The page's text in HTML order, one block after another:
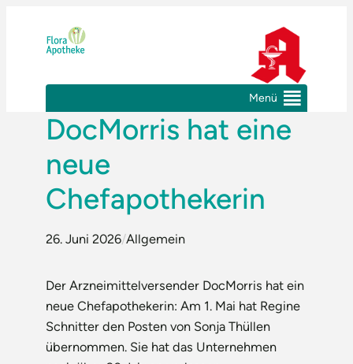
springen
Menü
DocMorris hat eine
neue
Chefapothekerin
26. Juni 2026/Allgemein
Der Arzneimittelversender DocMorris hat ein
neue Chefapothekerin: Am 1. Mai hat Regine
Schnitter den Posten von Sonja Thüllen
übernommen. Sie hat das Unternehmen